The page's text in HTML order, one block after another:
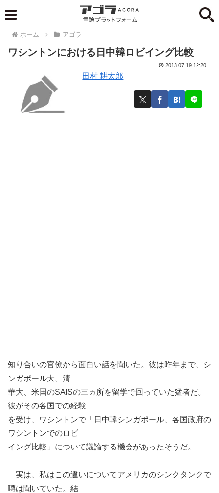
ホーム アゴラ
ワシントンにおける日中韓ロビイング比較
田村 耕太郎
2013.07.19 12:20
知り合いの官僚から面白い話を聞いた。彼は昨年まで、シ
ンガポール大、清
華大、米国のSAISの三ヵ所を留学で回っていた猛者だ。
彼がその各国での経験
を受け、ワシントンで「日中韓シンガポール、各国政府の
ワシントンでのロビ
イング比較」について議論する機会があったそうだ。
実は、私はこの違いについてアメリカのシンクタンクで
噂は聞いていた。結